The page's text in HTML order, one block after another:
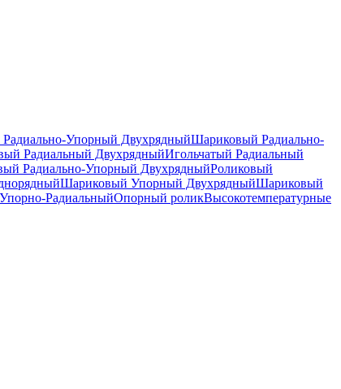
Упорный ДвухрядныйШариковый Радиально-
Радиальный ДвухрядныйИгольчатый Радиальный
Радиально-Упорный ДвухрядныйРоликовый
Шариковый Упорный ДвухрядныйШариковый
РадиальныйОпорный роликВысокотемпературные